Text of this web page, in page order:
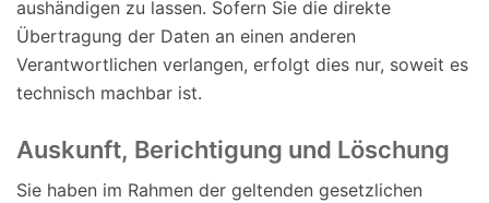
aushändigen zu lassen. Sofern Sie die direkte
Übertragung der Daten an einen anderen
Verantwortlichen verlangen, erfolgt dies nur, soweit es
technisch machbar ist.
Auskunft, Berichtigung und Löschung
Sie haben im Rahmen der geltenden gesetzlichen